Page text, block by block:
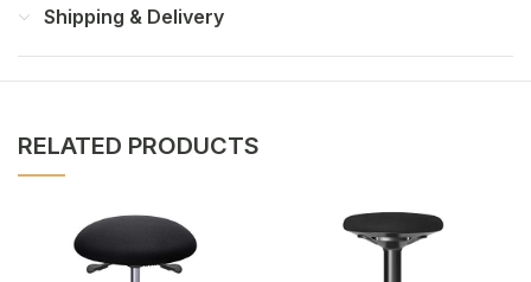
Shipping & Delivery
RELATED PRODUCTS